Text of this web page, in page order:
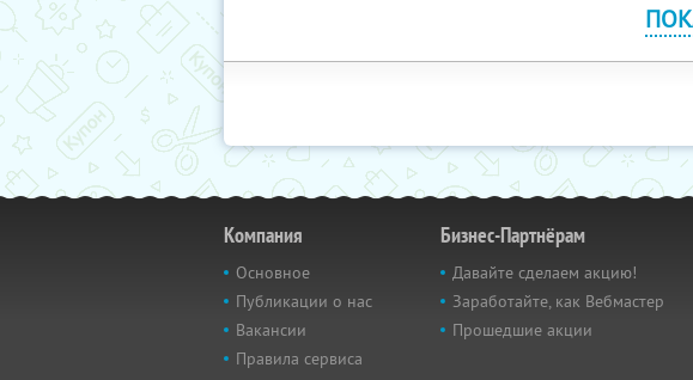
Компания
Основное
Публикации о нас
Вакансии
Правила сервиса
Бизнес-Партнёрам
Давайте сделаем акцию!
Заработайте, как Вебмастер
Прошедшие акции